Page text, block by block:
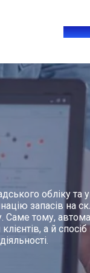
+380
обліку та
запасів на
Саме тому,
а й